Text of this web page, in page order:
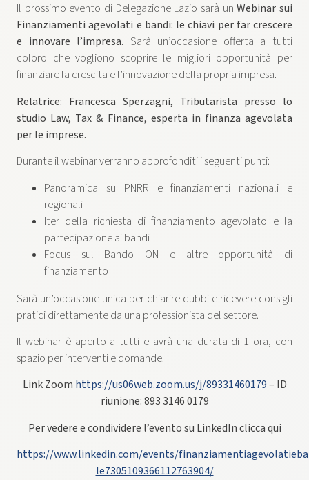
Il prossimo evento di Delegazione Lazio sarà unWebinar sui
Finanziamenti agevolati e bandi: le chiavi per far crescere
e innovare l’impresa. Sarà un’occasione offerta a tutti
coloro che vogliono scoprire le migliori opportunità per
finanziare la crescita e l’innovazione della propria impresa.
Relatrice: Francesca Sperzagni, Tributarista presso lo
studio Law, Tax & Finance, esperta in finanza agevolata
per le imprese.
Durante il webinar verranno approfonditi i seguenti punti:
Panoramica su PNRR e finanziamenti nazionali e
regionali
Iter della richiesta di finanziamento agevolato e la
partecipazione ai bandi
Focus sul Bando ON e altre opportunità di
finanziamento
Sarà un’occasione unica per chiarire dubbi e ricevere consigli
pratici direttamente da una professionista del settore.
Il webinar è aperto a tutti e avrà una durata di 1 ora, con
spazio per interventi e domande.
Link Zoom https://us06web.zoom.us/j/89331460179– ID
riunione: 893 3146 0179
Per vedere e condividere l’evento su LinkedIn clicca qui
https://www.linkedin.com/events/
le7305109366112763904/